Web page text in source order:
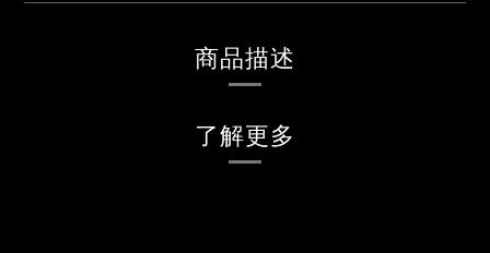
商品描述
了解更多